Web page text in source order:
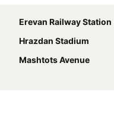
Erevan Railway Station
Hrazdan Stadium
Mashtots Avenue